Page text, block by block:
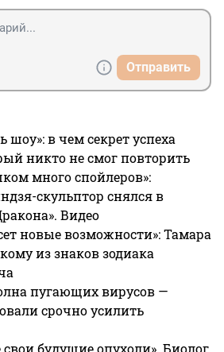
Отправить
шоу»: в чем секрет успеха
никто не смог повторить
много спойлеров»:
скульптор снялся в
Видео
новые возможности»: Тамара
из знаков зодиака
пугающих вирусов —
срочно усилить
будущие опухоли». Биолог